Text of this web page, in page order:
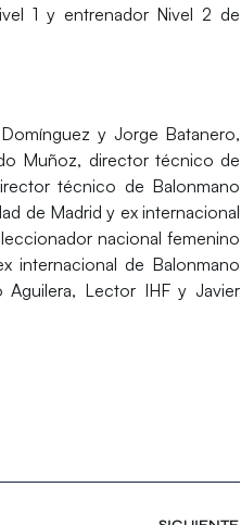
1 y entrenador Nivel 2 de
y Jorge Batanero,
Muñoz, director técnico de
técnico de Balonmano
de Madrid y ex internacional
nacional femenino
internacional de Balonmano
Aguilera, Lector IHF yJavier